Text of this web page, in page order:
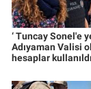
‘ Tuncay Sonel'e
Adıyaman Valisi
hesaplar kullanıldı